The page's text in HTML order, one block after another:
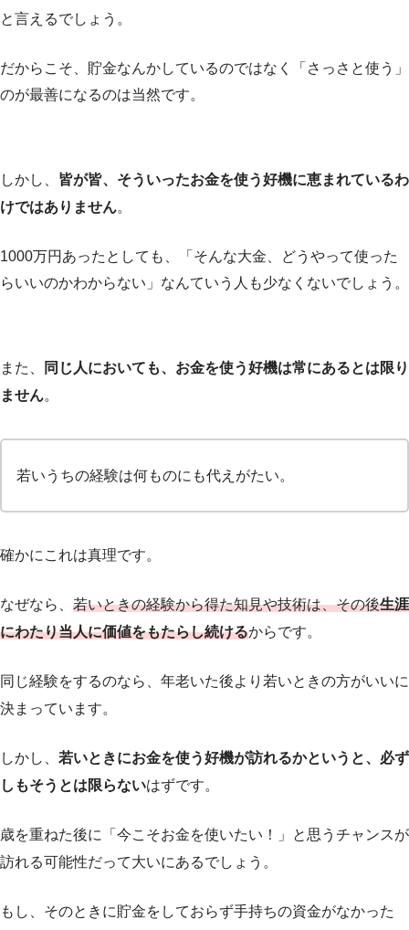
と言えるでしょう。
だからこそ、貯金なんかしているのではなく「さっさと使う」
のが最善になるのは当然です。
しかし、 皆が皆、そういったお金を使う好機に恵まれているわ
けではありません。
1000万円あったとしても、「そんな大金、どうやって使った
らいいのかわからない」なんていう人も少なくないでしょう。
また、
同じ人においても、お金を使う好機は常にあるとは限り
ません。
若いうちの経験は何ものにも代えがたい。
確かにこれは真理です。
なぜなら、 若いときの経験から得た知見や技術は、その後生涯
にわたり当人に価値をもたらし続けるからです。
同じ経験をするのなら、年老いた後より若いときの方がいいに
決まっています。
しかし、 若いときにお金を使う好機が訪れるかというと、必ず
しもそうとは限らないはずです。
歳を重ねた後に「今こそお金を使いたい！」と思うチャンスが
訪れる可能性だって大いにあるでしょう。
もし、そのときに貯金をしておらず手持ちの資金がなかった